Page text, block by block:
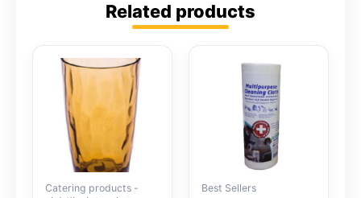
Related products
Catering products -
Best Sellers